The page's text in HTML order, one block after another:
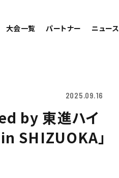
大会一覧 パートナー ニュース
2025.09.16
by 東進ハイ
SHIZUOKA」